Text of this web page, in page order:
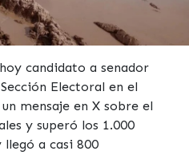
candidato a senador
Electoral en el
mensaje en X sobre el
y superó los 1.000
a casi 800